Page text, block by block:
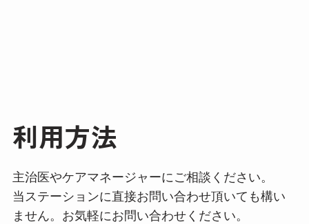
利用方法
主治医やケアマネージャーにご相談ください。
当ステーションに直接お問い合わせ頂いても構い
ません。お気軽にお問い合わせください。